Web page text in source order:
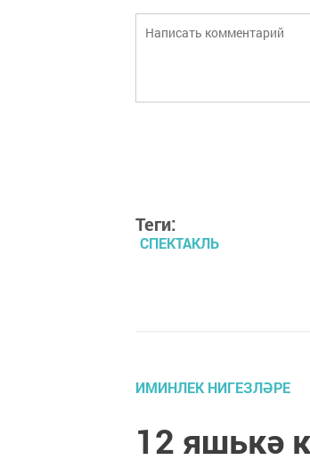
Теги:
СПЕКТАКЛЬ
ИМИНЛЕК НИГЕЗЛӘРЕ
12 яшькә